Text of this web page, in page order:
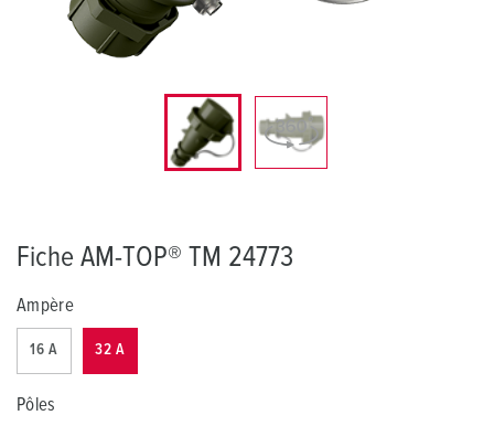
Fiche AM-TOP® TM 24773
Ampère
16 A 32 A
Pôles